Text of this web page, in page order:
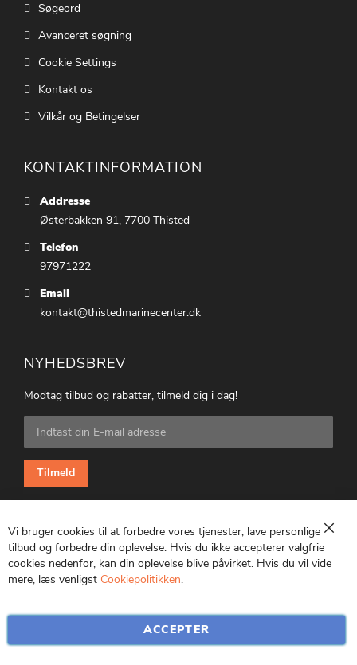
Søgeord
Avanceret søgning
Cookie Settings
Kontakt os
Vilkår og Betingelser
KONTAKTINFORMATION
Addresse
Østerbakken 91, 7700 Thisted
Telefon
97971222
Email
kontakt@thistedmarinecenter.dk
NYHEDSBREV
Modtag tilbud og rabatter, tilmeld dig i dag!
Tilmeld
dig
vores
nyhedsbrev:
Tilmeld
CVR: 25847369
Luk
Vi bruger cookies til at forbedre vores tjenester, lave personlige
tilbud og forbedre din oplevelse. Hvis du ikke accepterer valgfrie
cookies nedenfor, kan din oplevelse blive påvirket. Hvis du vil vide
mere, læs venligst Cookiepolitikken.
ACCEPTER